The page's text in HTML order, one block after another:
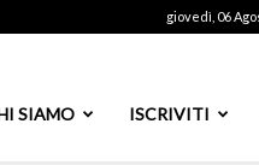
giovedì, 06
SIAMO ISCRIVITI